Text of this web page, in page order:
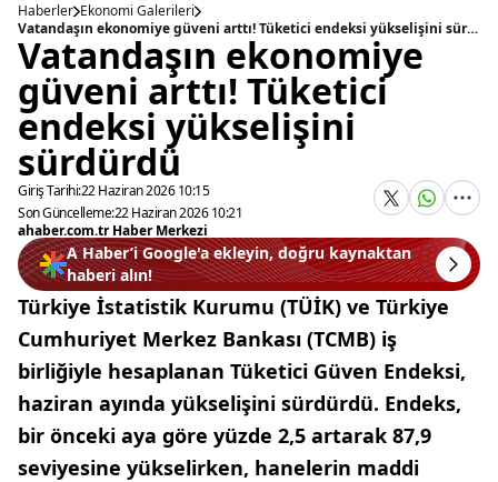
Haberler Ekonomi Galerileri
Vatandaşın ekonomiye güveni arttı! Tüketici endeksi yükselişini sürdürdü
Vatandaşın ekonomiye
güveni arttı! Tüketici
endeksi yükselişini
sürdürdü
Giriş Tarihi:22 Haziran 2026 10:15
Son Güncelleme:22 Haziran 2026 10:21
ahaber.com.tr Haber Merkezi
A Haber’i Google'a ekleyin, doğru kaynaktan
haberi alın!
Türkiye İstatistik Kurumu (TÜİK) ve Türkiye
Cumhuriyet Merkez Bankası (TCMB) iş
birliğiyle hesaplanan Tüketici Güven Endeksi,
haziran ayında yükselişini sürdürdü. Endeks,
bir önceki aya göre yüzde 2,5 artarak 87,9
seviyesine yükselirken, hanelerin maddi